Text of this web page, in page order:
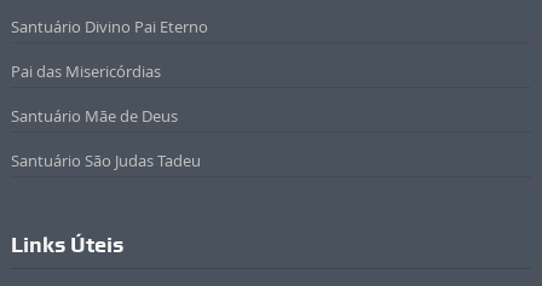
Santuário Divino Pai Eterno
Pai das Misericórdias
Santuário Mãe de Deus
Santuário São Judas Tadeu
Links Úteis